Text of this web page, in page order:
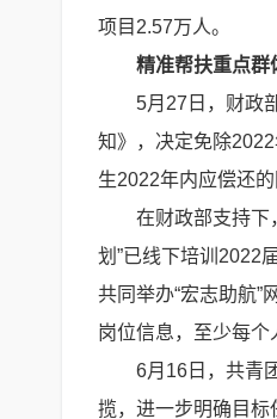
项目2.57万人。
精准帮扶重点群
5月27日，财政
知》，决定免除
生2022年内应偿还
在财政部支持下
划”已线下培训2022
共同举办“宏志助航
岗位信息，至少每个
6月16日，共青
揽，进一步明确目标